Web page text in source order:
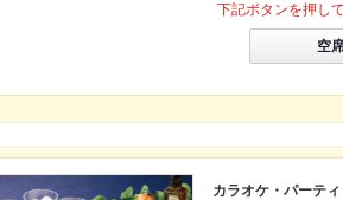
下記ボタンを押し
空
カラオケ・パーテ